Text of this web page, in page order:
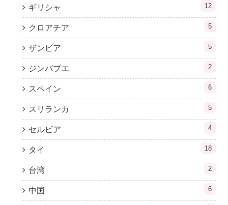
ギリシャ 12
クロアチア 5
ザンビア 5
ジンバブエ 2
スペイン 6
スリランカ 5
セルビア 4
タイ 18
台湾 2
中国 6